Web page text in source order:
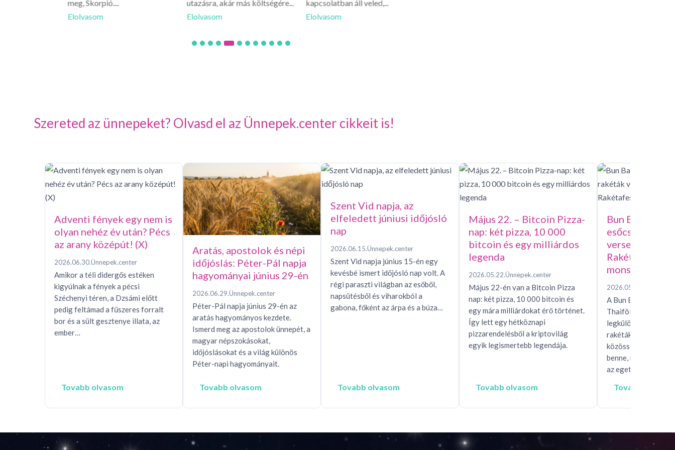
meg, Skorpió....
Elolvasom
utazásra, akár más költségére...
Elolvasom
kapcsolatban áll veled,...
Elolvasom
Szereted az ünnepeket? Olvasd el az Ünnepek.center cikkeit is!
Adventi fények egy nem is
olyan nehéz év után? Pécs
az arany középút! (X)
2026.06.30.Ünnepek.center
Amikor a téli didergős estéken
kigyúlnak a fények a pécsi
Széchenyi téren, a Dzsámi előtt
pedig feltámad a fűszeres forralt
bor és a sült gesztenye illata, az
ember…
Tovabb olvasom
Aratás, apostolok és népi
időjóslás: Péter-Pál napja
hagyományai június 29-én
2026.06.29.Ünnepek.center
Péter-Pál napja június 29-én az
aratás hagyományos kezdete.
Ismerd meg az apostolok ünnepét, a
magyar népszokásokat,
időjóslásokat és a világ különös
Péter-napi hagyományait.
Tovabb olvasom
Szent Vid napja, az
elfeledett júniusi időjósló
nap
2026.06.15.Ünnepek.center
Szent Vid napja június 15-én egy
kevésbé ismert időjósló nap volt. A
régi paraszti világban az esőből,
napsütésből és viharokból a
gabona, főként az árpa és a búza…
Tovabb olvasom
Május 22. – Bitcoin Pizza-
nap: két pizza, 10 000
bitcoin és egy milliárdos
legenda
2026.05.22.Ünnepek.center
Május 22-én van a Bitcoin Pizza
nap: két pizza, 10 000 bitcoin és
egy mára milliárdokat érő történet.
Így lett egy hétköznapi
pizzarendelésből a kriptovilág
egyik legismertebb legendája.
Tovabb olvasom
Bun Bang Fai –
esőcsináló
versenye,
monszunért
2026.05.15.
A Bun Bang Fai
Thaiföld és Laosz
legkülönösebb
rakéták, mítoszok,
közösségi rítusok
benne, miközben
az eget, hogy…
Tovabb